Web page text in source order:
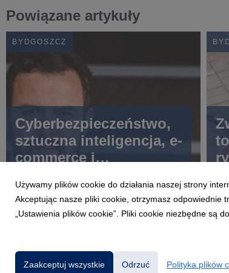
Powiązane artykuły
BYDGOSZCZ
Cyberbezpieczeństwo,
sztuczna inteligencja, e-
commerce i
Cezary Graul
Używamy plików cookie do działania naszej strony
Akceptując nasze pliki cookie, otrzymasz odpowiednie
„Ustawienia plików cookie”. Pliki cookie niezbędne
Zaakceptuj wszystkie Odrzuć Polityka plików